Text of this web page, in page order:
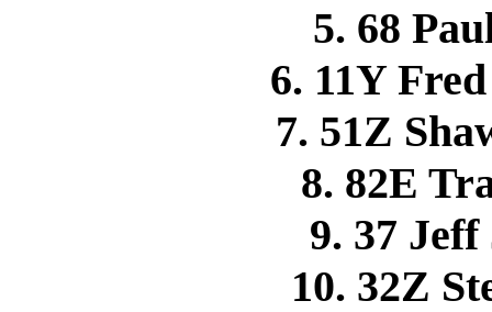
5. 68
6. 11Y
7. 51Z
8. 82E
9. 37
10. 32Z